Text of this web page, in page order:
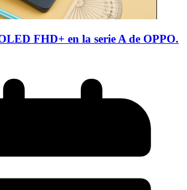
FHD+ en la serie A de OPPO.